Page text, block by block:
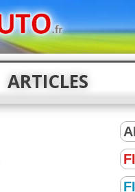
ARTICLES